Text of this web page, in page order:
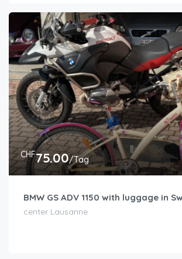
CHF75.00/Tag
BMW GS ADV 1150 with luggage in
center Lausanne